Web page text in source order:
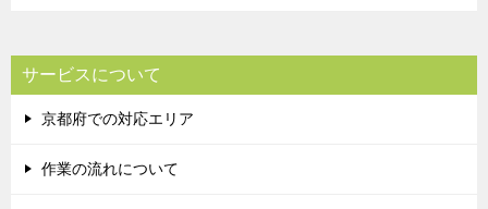
サービスについて
京都府での対応エリア
作業の流れについて